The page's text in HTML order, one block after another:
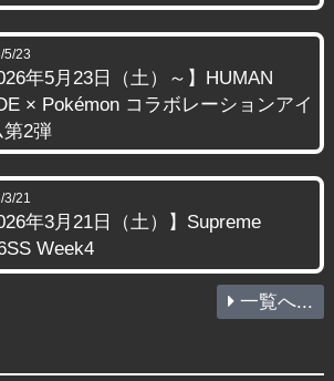
5/23
年5月23日（土）～】HUMAN
× Pokémon コラボレーションアイ
第2弾
21
年3月21日（土）】Supreme
Week4
一覧へ...